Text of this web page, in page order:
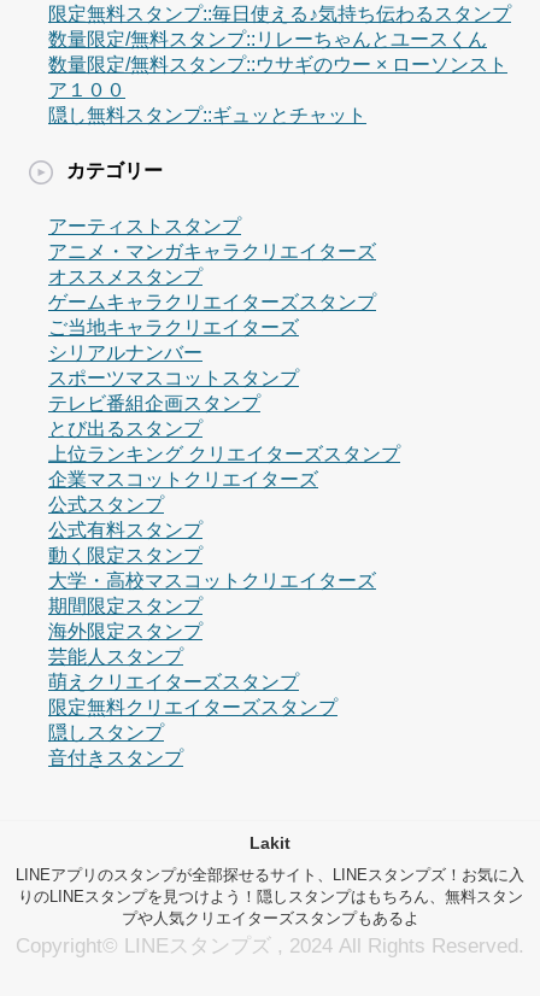
限定無料スタンプ::毎日使える♪気持ち伝わるスタンプ
数量限定/無料スタンプ::リレーちゃんとユースくん
数量限定/無料スタンプ::ウサギのウー × ローソンスト
ア１００
隠し無料スタンプ::ギュッとチャット
カテゴリー
アーティストスタンプ
アニメ・マンガキャラクリエイターズ
オススメスタンプ
ゲームキャラクリエイターズスタンプ
ご当地キャラクリエイターズ
シリアルナンバー
スポーツマスコットスタンプ
テレビ番組企画スタンプ
とび出るスタンプ
上位ランキング クリエイターズスタンプ
企業マスコットクリエイターズ
公式スタンプ
公式有料スタンプ
動く限定スタンプ
大学・高校マスコットクリエイターズ
期間限定スタンプ
海外限定スタンプ
芸能人スタンプ
萌えクリエイターズスタンプ
限定無料クリエイターズスタンプ
隠しスタンプ
音付きスタンプ
Lakit
LINEアプリのスタンプが全部探せるサイト、LINEスタンプズ！お気に入
りのLINEスタンプを見つけよう！隠しスタンプはもちろん、無料スタン
プや人気クリエイターズスタンプもあるよ
Copyright© LINEスタンプズ , 2024 All Rights Reserved.